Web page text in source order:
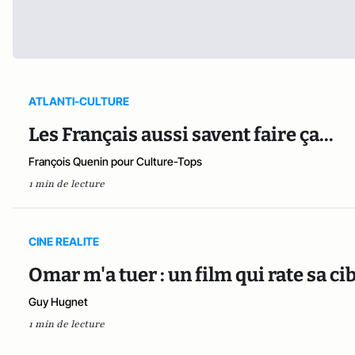
ATLANTI-CULTURE
Les Français aussi savent faire ça...
François Quenin pour Culture-Tops
1 min de lecture
CINE REALITE
Omar m'a tuer : un film qui rate sa
Guy Hugnet
1 min de lecture